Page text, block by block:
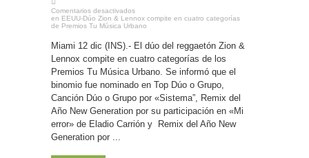
Comentarios desactivados
en EEUU-Dúo Zion & Lennox compite en cuatro categorías
de Premios Tu Música Urbano
Miami 12 dic (INS).- El dúo del reggaetón Zion &
Lennox compite en cuatro categorías de los
Premios Tu Música Urbano. Se informó que el
binomio fue nominado en Top Dúo o Grupo,
Canción Dúo o Grupo por «Sistema”, Remix del
Año New Generation por su participación en «Mi
error» de Eladio Carrión y Remix del Año New
Generation por ...